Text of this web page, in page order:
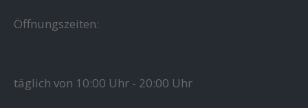
Öffnungszeiten:
täglich von 10:00 Uhr - 20:00 Uhr